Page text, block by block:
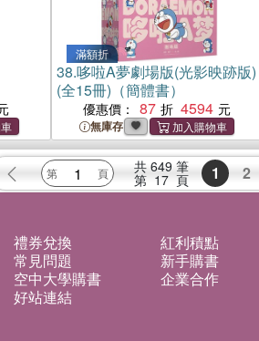
滿額折
38.哆啦A夢劇場版(光影映跡版)
(全15冊)（簡體書）
優惠價： 87 4594
無庫存
共 649 筆
第 17 頁 1 2
禮券兌換
紅利積點
常見問題
新手購書
空中大學購書
企業合作
好站連結